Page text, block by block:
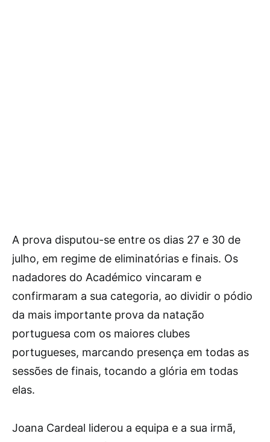
A prova disputou-se entre os dias 27 e 30 de
julho, em regime de eliminatórias e finais. Os
nadadores do Académico vincaram e
confirmaram a sua categoria, ao dividir o pódio
da mais importante prova da natação
portuguesa com os maiores clubes
portugueses, marcando presença em todas as
sessões de finais, tocando a glória em todas
elas.
Joana Cardeal liderou a equipa e a sua irmã,